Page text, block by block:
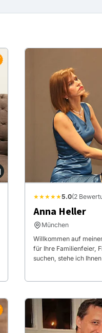
★★★★★5.0(2
Anna Heller
München
Willkommen auf
für Ihre Familienfeier,
suchen, stehe ich